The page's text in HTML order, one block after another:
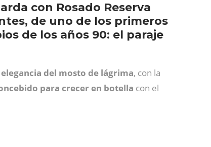
con Rosado Reserva
de uno de los primeros
de los años 90: el paraje
elegancia del mosto de lágrima, con la
para crecer en botella con el